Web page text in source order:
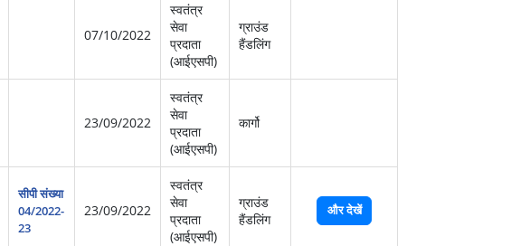
07/10/2022
स्‍वतंत्र
सेवा
प्रदाता
(आईएसपी)
ग्राउंड
हैंडलिंग
23/09/2022
स्‍वतंत्र
सेवा
प्रदाता
(आईएसपी)
कार्गो
सीपी संख्या
04/2022-
23
23/09/2022
स्‍वतंत्र
सेवा
प्रदाता
(आईएसपी)
ग्राउंड
हैंडलिंग
और देखें